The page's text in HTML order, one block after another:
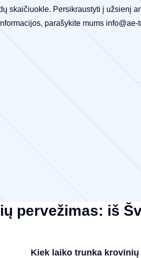
skaičiuokle. Persikraustyti į užsienį
parašykite mums info@ae-
pervežimas: iš
Kiek laiko trunka